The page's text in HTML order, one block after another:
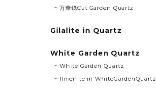
万華鏡Cut Garden Quartz
Gilalite in Quartz
White Garden Quartz
White Garden Quartz
Ilmenite in WhiteGardenQuartz